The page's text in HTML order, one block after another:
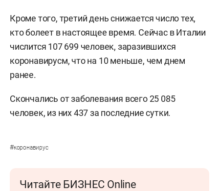
Кроме того, третий день снижается число тех,
кто болеет в настоящее время. Сейчас в Италии
числится 107 699 человек, заразившихся
коронавирусм, что на 10 меньше, чем днем
ранее.
Скончались от заболевания всего 25 085
человек, из них 437 за последние сутки.
#коронавирус
Читайте БИЗНЕС Online